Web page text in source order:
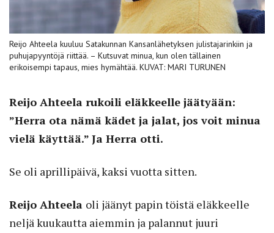
Reijo Ahteela kuuluu Satakunnan Kansanlähetyksen julistajarinkiin ja
puhujapyyntöjä riittää. – Kutsuvat minua, kun olen tällainen
erikoisempi tapaus, mies hymähtää. KUVAT: MARI TURUNEN
Reijo Ahteela rukoili eläkkeelle jäätyään:
”Herra ota nämä kädet ja jalat, jos voit minua
vielä käyttää.” Ja Herra otti.
Se oli aprillipäivä, kaksi vuotta sitten.
Reijo Ahteela oli jäänyt papin töistä eläkkeelle
neljä kuukautta aiemmin ja palannut juuri